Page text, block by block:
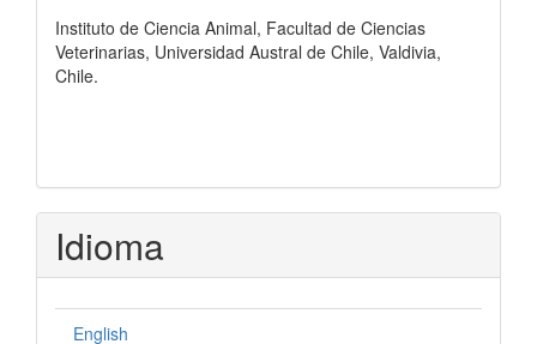
Instituto de Ciencia Animal, Facultad de Ciencias
Veterinarias, Universidad Austral de Chile, Valdivia,
Chile.
Idioma
English